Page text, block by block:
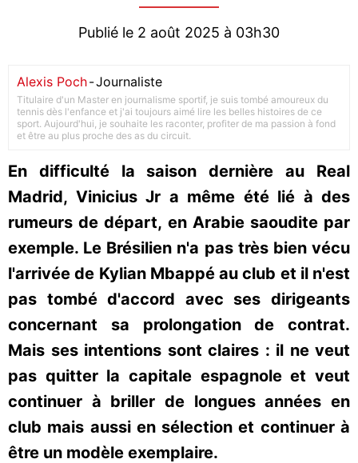
Publié le 2 août 2025 à 03h30
Alexis Poch-Journaliste
Titulaire d'un Master en journalisme sportif, je suis tombé amoureux du
tennis dès l'enfance et j'ai toujours aimé lire les belles histoires de ce
sport. Aujourd'hui, je souhaite les raconter, profiter de ma passion à fond
et être au plus proche des as du circuit.
En difficulté la saison dernière au Real
Madrid, Vinicius Jr a même été lié à des
rumeurs de départ, en Arabie saoudite par
exemple. Le Brésilien n'a pas très bien vécu
l'arrivée de Kylian Mbappé au club et il n'est
pas tombé d'accord avec ses dirigeants
concernant sa prolongation de contrat.
Mais ses intentions sont claires : il ne veut
pas quitter la capitale espagnole et veut
continuer à briller de longues années en
club mais aussi en sélection et continuer à
être un modèle exemplaire.